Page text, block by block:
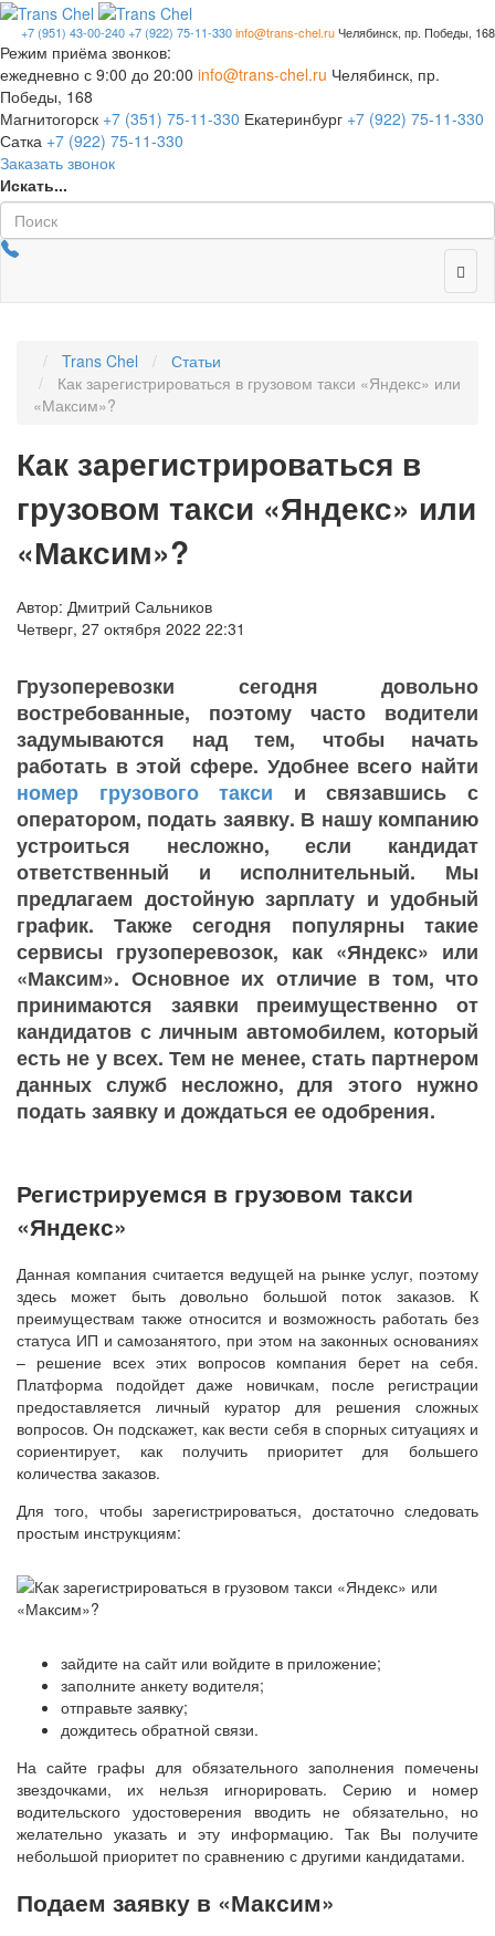
+7 (951) 43-00-240+7 (922) 75-11-330info@trans-chel.ruЧелябинск, пр. Победы, 168
Режим приёма звонков:
ежедневно с 9:00 до 20:00 info@trans-chel.ru Челябинск, пр.
Победы, 168
Магнитогорск +7 (351) 75-11-330 Екатеринбург +7 (922) 75-11-330
Сатка +7 (922) 75-11-330
Заказать звонок
Искать...
Trans Chel
Статьи
Как зарегистрироваться в грузовом такси «Яндекс» или
«Максим»?
Как зарегистрироваться в
грузовом такси «Яндекс» или
«Максим»?
Автор: Дмитрий Сальников
Четверг, 27 октября 2022 22:31
Грузоперевозки сегодня довольно
востребованные, поэтому часто водители
задумываются над тем, чтобы начать
работать в этой сфере. Удобнее всего найти
номер грузового такси и связавшись с
оператором, подать заявку. В нашу компанию
устроиться несложно, если кандидат
ответственный и исполнительный. Мы
предлагаем достойную зарплату и удобный
график. Также сегодня популярны такие
сервисы грузоперевозок, как «Яндекс» или
«Максим». Основное их отличие в том, что
принимаются заявки преимущественно от
кандидатов с личным автомобилем, который
есть не у всех. Тем не менее, стать партнером
данных служб несложно, для этого нужно
подать заявку и дождаться ее одобрения.
Регистрируемся в грузовом такси
«Яндекс»
Данная компания считается ведущей на рынке услуг, поэтому
здесь может быть довольно большой поток заказов. К
преимуществам также относится и возможность работать без
статуса ИП и самозанятого, при этом на законных основаниях
– решение всех этих вопросов компания берет на себя.
Платформа подойдет даже новичкам, после регистрации
предоставляется личный куратор для решения сложных
вопросов. Он подскажет, как вести себя в спорных ситуациях и
сориентирует, как получить приоритет для большего
количества заказов.
Для того, чтобы зарегистрироваться, достаточно следовать
простым инструкциям:
зайдите на сайт или войдите в приложение;
заполните анкету водителя;
отправьте заявку;
дождитесь обратной связи.
На сайте графы для обязательного заполнения помечены
звездочками, их нельзя игнорировать. Серию и номер
водительского удостоверения вводить не обязательно, но
желательно указать и эту информацию. Так Вы получите
небольшой приоритет по сравнению с другими кандидатами.
Подаем заявку в «Максим»